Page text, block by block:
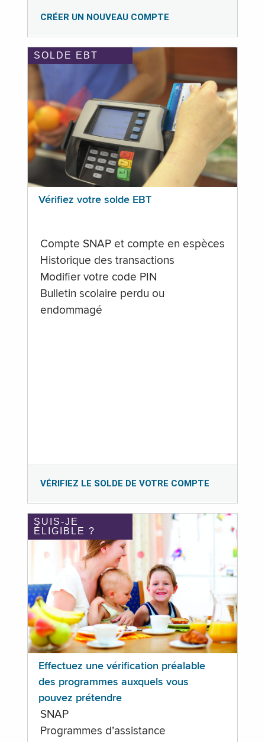
CRÉER UN NOUVEAU COMPTE
SOLDE EBT
Vérifiez votre solde EBT
Compte SNAP et compte en espèces
Historique des transactions
Modifier votre code PIN
Bulletin scolaire perdu ou
endommagé
VÉRIFIEZ LE SOLDE DE VOTRE COMPTE
SUIS-JE
ÉLIGIBLE ?
Effectuez une vérification préalable
des programmes auxquels vous
pouvez prétendre
SNAP
Programmes d’assistance